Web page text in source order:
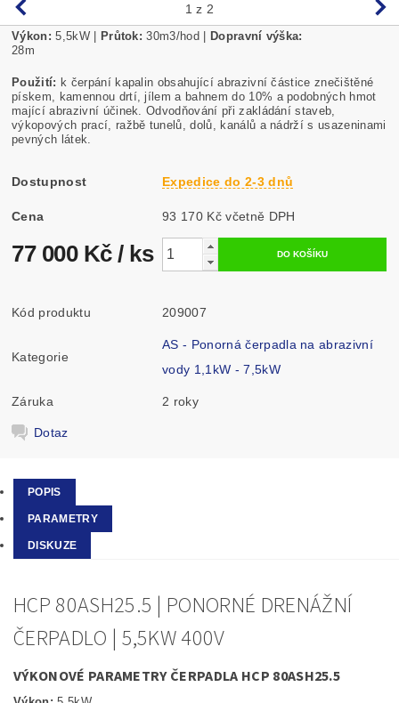
1 z 2
Výkon:5,5kW | Průtok:30m3/hod |
Dopravní výška:
28m
Použití: k čerpání kapalin obsahující abrazivní částice znečištěné
pískem, kamennou drtí, jílem a bahnem do 10% a podobných hmot
mající abrazivní účinek. Odvodňování při zakládání staveb,
výkopových prací, ražbě tunelů, dolů, kanálů a nádrží s usazeninami
pevných látek.
Dostupnost Expedice do 2-3 dnů
Cena 93 170 Kč včetně DPH
77 000 Kč/ ks
Kód produktu 209007
Kategorie
AS - Ponorná čerpadla na abrazivní
vody 1,1kW - 7,5kW
Záruka 2 roky
Dotaz
POPIS
PARAMETRY
DISKUZE
HCP 80ASH25.5 | PONORNÉ DRENÁŽNÍ
ČERPADLO | 5,5KW 400V
VÝKONOVÉ PARAMETRY ČERPADLA HCP 80ASH25.5